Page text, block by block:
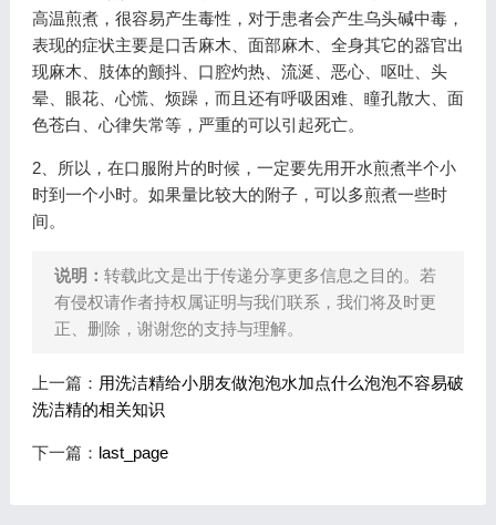
高温煎煮，很容易产生毒性，对于患者会产生乌头碱中毒，
表现的症状主要是口舌麻木、面部麻木、全身其它的器官出
现麻木、肢体的颤抖、口腔灼热、流涎、恶心、呕吐、头
晕、眼花、心慌、烦躁，而且还有呼吸困难、瞳孔散大、面
色苍白、心律失常等，严重的可以引起死亡。
2、所以，在口服附片的时候，一定要先用开水煎煮半个小
时到一个小时。如果量比较大的附子，可以多煎煮一些时
间。
说明： 转载此文是出于传递分享更多信息之目的。若
有侵权请作者持权属证明与我们联系，我们将及时更
正、删除，谢谢您的支持与理解。
上一篇： 用洗洁精给小朋友做泡泡水加点什么泡泡不容易破
洗洁精的相关知识
下一篇： last_page